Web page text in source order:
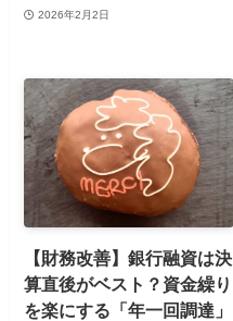
2026年2月2日
【財務改善】銀行融資は決
算直後がベスト？資金繰り
を楽にする「年一回調達」